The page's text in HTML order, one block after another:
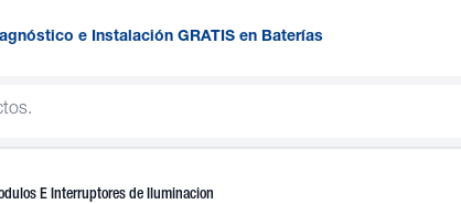
e Instalación GRATIS en Baterías
E Interruptores de Iluminacion